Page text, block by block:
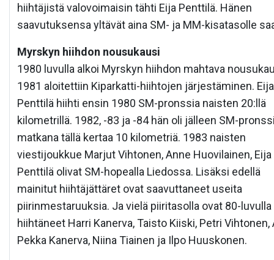
hiihtäjistä valovoimaisin tähti Eija Penttilä. Hänen
saavutuksensa yltävät aina SM- ja MM-kisatasolle
Myrskyn hiihdon nousukausi
1980 luvulla alkoi Myrskyn hiihdon mahtava
1981 aloitettiin Kiparkatti-hiihtojen järjestäminen. Eija
Penttilä hiihti ensin 1980 SM-pronssia naisten 20:llä
kilometrillä. 1982, -83 ja -84 hän oli jälleen SM-
matkana tällä kertaa 10 kilometriä. 1983 naisten
viestijoukkue Marjut Vihtonen, Anne Huovilainen, Eija
Penttilä olivat SM-hopealla Liedossa. Lisäksi edellä
mainitut hiihtäjättäret ovat saavuttaneet useita
piirinmestaruuksia. Ja vielä piiritasolla ovat 80-luvulla
hiihtäneet Harri Kanerva, Taisto Kiiski, Petri Vihtonen,
Pekka Kanerva, Niina Tiainen ja Ilpo Huuskonen.